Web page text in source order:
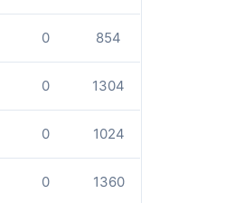
0 854
0 1304
0 1024
0 1360